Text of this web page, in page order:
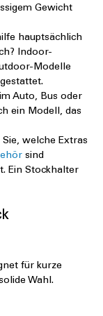
Gewicht
hauptsächlich
Indoor-
Modelle
Auto, Bus oder
ein Modell, das
welche Extras
sind
Ein Stockhalter
für kurze
Wahl.